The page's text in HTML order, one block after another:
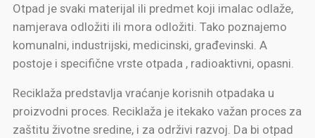
Otpad je svaki materijal ili predmet koji imalac odlaže,
namjerava odložiti ili mora odložiti. Tako poznajemo
komunalni, industrijski, medicinski, građevinski. A
postoje i specifične vrste otpada , radioaktivni, opasni.
Reciklaža predstavlja vraćanje korisnih otpadaka u
proizvodni proces. Reciklaža je itekako važan proces za
zaštitu životne sredine, i za održivi razvoj. Da bi otpad